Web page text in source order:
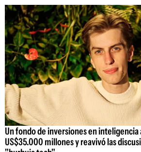
Un fondo de inversiones en
US$35.000 millones y reavivó las